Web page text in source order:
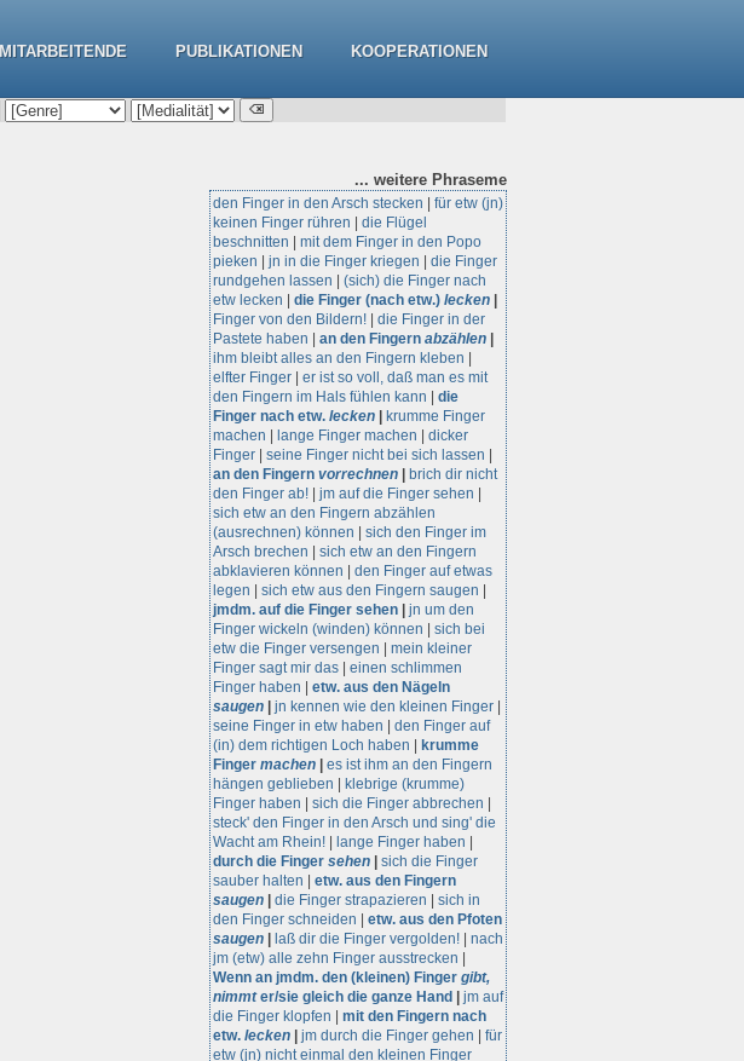
MITARBEITENDE PUBLIKATIONEN KOOPERATIONEN
... weitere Phraseme
den Finger in den Arsch stecken
für etw (jn)
keinen Finger rühren
die Flügel
beschnitten
mit dem Finger in den Popo
pieken
jn in die Finger kriegen
die Finger
rundgehen lassen
(sich) die Finger nach
etw lecken
die Finger (nach etw.) lecken
Finger von den Bildern!
die Finger in der
Pastete haben
an den Fingern abzählen
ihm bleibt alles an den Fingern kleben
elfter Finger
er ist so voll, daß man es mit
den Fingern im Hals fühlen kann
die
Finger nach etw. lecken
krumme Finger
machen
lange Finger machen
dicker
Finger
seine Finger nicht bei sich lassen
an den Fingern vorrechnen
brich dir nicht
den Finger ab!
jm auf die Finger sehen
sich etw an den Fingern abzählen
(ausrechnen) können
sich den Finger im
Arsch brechen
sich etw an den Fingern
abklavieren können
den Finger auf etwas
legen
sich etw aus den Fingern saugen
jmdm. auf die Finger sehen
jn um den
Finger wickeln (winden) können
sich bei
etw die Finger versengen
mein kleiner
Finger sagt mir das
einen schlimmen
Finger haben
etw. aus den Nägeln
saugen
jn kennen wie den kleinen Finger
seine Finger in etw haben
den Finger auf
(in) dem richtigen Loch haben
krumme
Finger machen
es ist ihm an den Fingern
hängen geblieben
klebrige (krumme)
Finger haben
sich die Finger abbrechen
steck' den Finger in den Arsch und sing' die
Wacht am Rhein!
lange Finger haben
durch die Finger sehen
sich die Finger
sauber halten
etw. aus den Fingern
saugen
die Finger strapazieren
sich in
den Finger schneiden
etw. aus den Pfoten
saugen
laß dir die Finger vergolden!
nach
jm (etw) alle zehn Finger ausstrecken
Wenn an jmdm. den (kleinen) Finger gibt,
nimmter/sie gleich die ganze Hand
jm auf
die Finger klopfen
mit den Fingern nach
etw. lecken jm durch die Finger gehen
für
etw (jn) nicht einmal den kleinen Finger